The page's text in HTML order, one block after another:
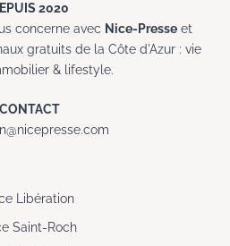
2020
concerne avec Nice-Presse et
gratuits de la Côte d'Azur : vie
& lifestyle.
CONTACT
Libération
Saint-Roch